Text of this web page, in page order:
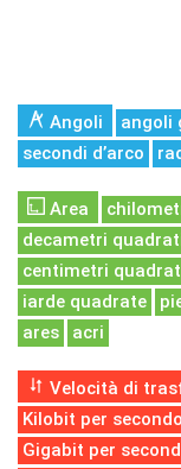
Angoli angoli
secondi d’arco
Area
decametri
centimetri
iarde quadrate
ares
acri
Velocità di
Kilobit per secondo
Gigabit per